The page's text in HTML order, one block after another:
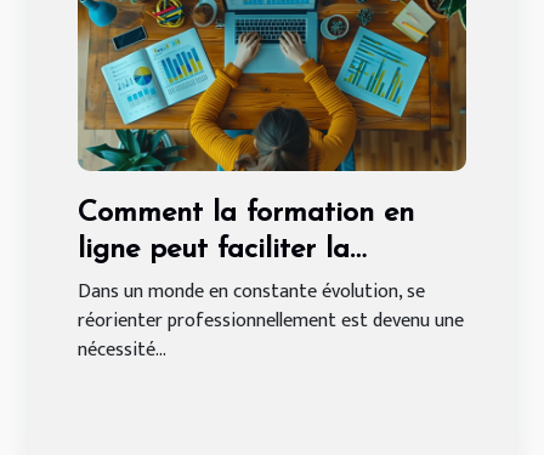
Comment la formation en
ligne peut faciliter la
reconversion en analyste de
données
Dans un monde en constante évolution, se
réorienter professionnellement est devenu une
nécessité...